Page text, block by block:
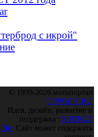
с икрой"
© 1999-2026 мотопортал
OPPOZIT.RU
Идея, дизайн, развитие и
поддержка : SHTRLZ
16+ Сайт может содержать